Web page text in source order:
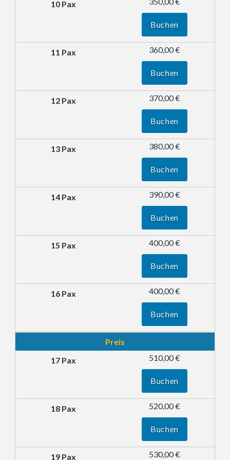
Buchen
360,00 €
Buchen
370,00 €
Buchen
380,00 €
Buchen
390,00 €
Buchen
400,00 €
Buchen
400,00 €
Buchen
Preis
510,00 €
Buchen
520,00 €
Buchen
530,00 €